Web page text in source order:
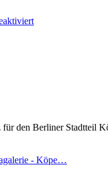
für den Berliner Stadtteil
- Köpe…